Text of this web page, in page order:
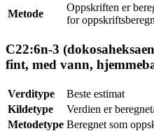
Metode
Oppskriften er
for
C22:6n-3
fint, med vann,
Verditype
Beste estimat
Kildetype
Verdien er
Metodetype Beregnet som